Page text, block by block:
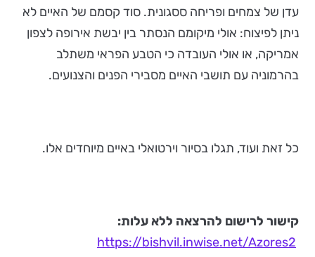
עדן של צמחים ופריחה ססגונית. סוד קסמם של האיים לא
ניתן לפיצוח: אולי מיקומם הנסתר בין יבשת אירופה לצפון
אמריקה, או אולי העובדה כי הטבע הפראי משתלב
בהרמוניה עם תושבי האיים מסבירי הפנים והצנועים.
כל זאת ועוד, תגלו בסיור וירטואלי באיים מיוחדים אלו.
קישור לרישום להרצאה ללא עלות:
https://bishvil.inwise.net/Azores2